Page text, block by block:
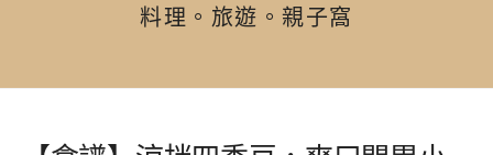
料理。旅遊。親子窩